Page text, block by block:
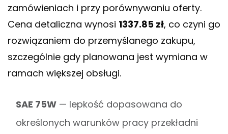
zamówieniach i przy porównywaniu oferty.
Cena detaliczna wynosi 1337.85 zł, co czyni go
rozwiązaniem do przemyślanego zakupu,
szczególnie gdy planowana jest wymiana w
ramach większej obsługi.
SAE 75W — lepkość dopasowana do
określonych warunków pracy przekładni